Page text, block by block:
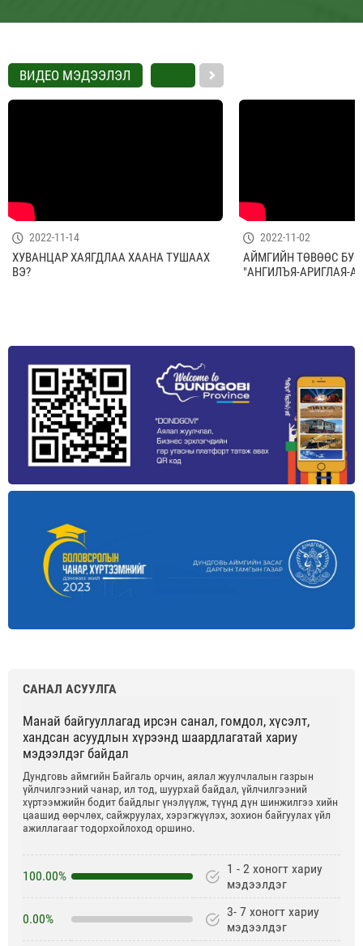
ВИДЕО МЭДЭЭЛЭЛ
2022-11-14
ХУВАНЦАР ХАЯГДЛАА ХААНА ТУШААХ
ВЭ?
2022-11-02
АЙМГИЙН ТӨВӨӨС
"АНГИЛЪЯ-АРИГЛАЯ-
САНАЛ АСУУЛГА
Манай байгууллагад ирсэн санал, гомдол, хүсэлт,
хандсан асуудлын хүрээнд шаардлагатай хариу
мэдээлдэг байдал
Дундговь аймгийн Байгаль орчин, аялал жуулчлалын газрын
үйлчилгээний чанар, ил тод, шуурхай байдал, үйлчилгээний
хүртээмжийн бодит байдлыг үнэлүүлж, түүнд дүн шинжилгээ хийн
цаашид өөрчлөх, сайжруулах, хэрэгжүүлэх, зохион байгуулах үйл
ажиллагааг тодорхойлоход оршино.
100.00%
1 - 2 хоногт хариу
мэдээлдэг
0.00%
3- 7 хоногт хариу
мэдээлдэг